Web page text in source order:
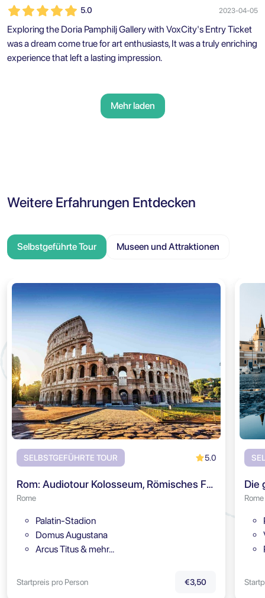
5.0 2023-04-05
Exploring the Doria Pamphilj Gallery with VoxCity's Entry Ticket
was a dream come true for art enthusiasts, It was a truly enriching
experience that left a lasting impression.
Mehr laden
Weitere Erfahrungen Entdecken
Selbstgeführte Tour Museen und Attraktionen
SELBSTGEFÜHRTE TOUR 5.0
Rom: Audiotour Kolosseum, Römisches Forum & Palatin
Rome
Palatin-Stadion
Domus Augustana
Arcus Titus & mehr…
Startpreis pro Person €3,50
Rome